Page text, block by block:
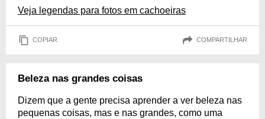
Veja legendas para fotos em cachoeiras
COPIAR COMPARTILHAR
Beleza nas grandes coisas
Dizem que a gente precisa aprender a ver beleza nas
pequenas coisas, mas e nas grandes, como uma